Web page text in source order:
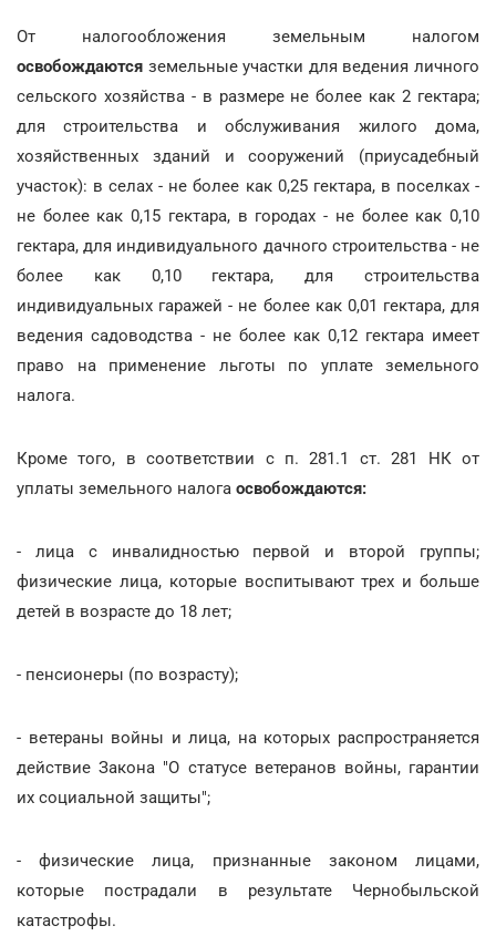
От налогообложения земельным налогом
освобождаются земельные участки для ведения личного
сельского хозяйства - в размере не более как 2 гектара;
для строительства и обслуживания жилого дома,
хозяйственных зданий и сооружений (приусадебный
участок): в селах - не более как 0,25 гектара, в поселках -
не более как 0,15 гектара, в городах - не более как 0,10
гектара, для индивидуального дачного строительства - не
более как 0,10 гектара, для строительства
индивидуальных гаражей - не более как 0,01 гектара, для
ведения садоводства - не более как 0,12 гектара имеет
право на применение льготы по уплате земельного
налога.
Кроме того, в соответствии с п. 281.1 ст. 281 НК от
уплаты земельного налога освобождаются:
- лица с инвалидностью первой и второй группы;
физические лица, которые воспитывают трех и больше
детей в возрасте до 18 лет;
- пенсионеры (по возрасту);
- ветераны войны и лица, на которых распространяется
действие Закона "О статусе ветеранов войны, гарантии
их социальной защиты";
- физические лица, признанные законом лицами,
которые пострадали в результате Чернобыльской
катастрофы.